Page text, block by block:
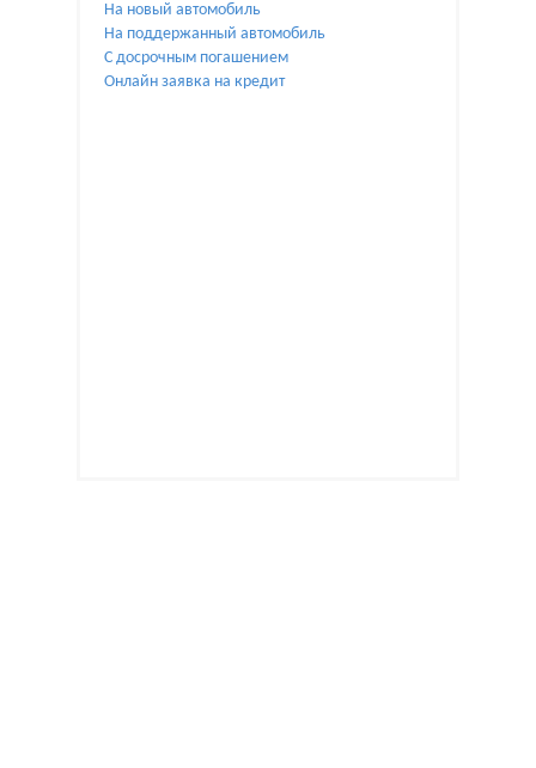
На новый автомобиль
На поддержанный автомобиль
С досрочным погашением
Онлайн заявка на кредит